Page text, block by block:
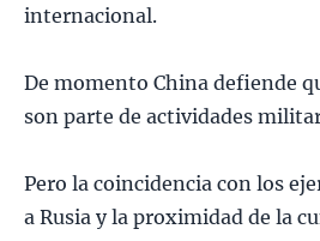
internacional.
De momento China defiende
son parte de actividades
Pero la coincidencia con los
a Rusia y la proximidad de la